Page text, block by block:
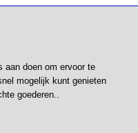
aan doen om ervoor te
mogelijk kunt genieten
goederen..